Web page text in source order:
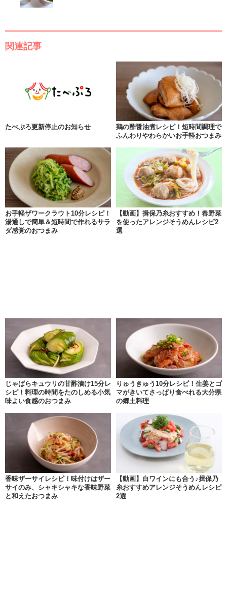
関連記事
たべぷろ更新停止のお知らせ
鶏の酢醤油煮レシピ！短時間調理で
ふんわりやわらかいお手軽おつまみ
お手軽ザワークラウト10分レシピ！
湯通しで簡単＆短時間で作れるサラ
ダ感覚のおつまみ
【動画】揖保乃糸おすすめ！春野菜
を使ったアレンジそうめんレシピ2
選
じゃばらキュウリの甘酢漬け15分レ
シピ！料理の時間をたのしめる小気
味よい食感のおつまみ
りゅうきゅう10分レシピ！生姜とゴ
マがきいてさっぱり食べれる大分県
の郷土料理
香味ザーサイレシピ！味付けはザー
サイのみ、シャキシャキな香味野菜
と和えたおつまみ
【動画】白ワインにも合う♪揖保乃
糸おすすめアレンジそうめんレシピ
2選